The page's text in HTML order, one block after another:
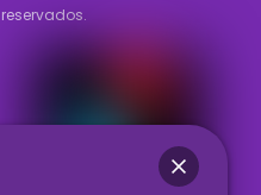
reservados.